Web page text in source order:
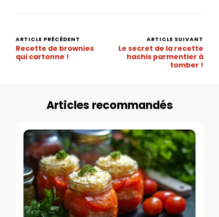
Navigation
d’article
ARTICLE PRÉCÉDENT
Recette de brownies
qui cartonne !
ARTICLE SUIVANT
Le secret de la recette
hachis parmentier à
tomber !
Articles recommandés